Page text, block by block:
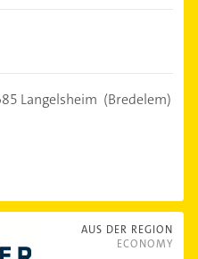
Langelsheim (Bredelem)
AUS DER REGION
ECONOMY